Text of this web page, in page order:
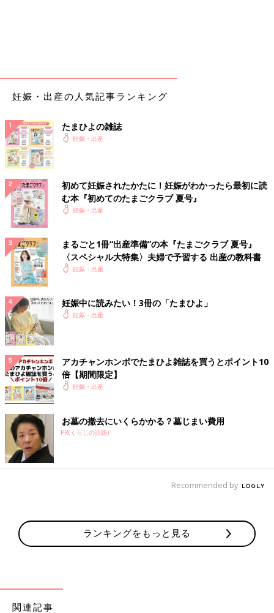
で、親子でぜひ、チャレンジしてみてください。
ーズ）
(1) 四つん這いになる
(2) 腰を引き上げ、かかとを落として背中とひざを伸ばし、から
だ全体で三角を作る
（ひざを伸ばすのがつらい場合は、ひざは曲げてもよいので背
中を伸ばす）
(3) 手と足でしっかりと床を押しながら3呼吸キープする
子どもが三角のポーズをとれない場合は、ママの三角トンネルの
下をくぐってみれば、親子で楽しめます。このポーズは全身の疲
れを取る効果があります。
ウールドヴァ・ムカ・シュヴァーナ・アーサナ（上向き
妊娠・出産の人気記事ランキング
たまひよの雑誌
妊娠・出産
初めて妊娠されたかたに！妊娠がわかったら最初に読
む本『初めてのたまごクラブ 夏号』
妊娠・出産
まるごと1冊“出産準備”の本『たまごクラブ 夏号』
〈スペシャル大特集〉夫婦で予習する 出産の教科書
妊娠・出産
妊娠中に読みたい！3冊の「たまひよ」
妊娠・出産
アカチャンホンポでたまひよ雑誌を買うとポイント10
倍【期間限定】
妊娠・出産
お墓の撤去にいくらかかる？墓じまい費用
PR(くらしの話題)
Recommended by
ランキングをもっと見る
関連記事